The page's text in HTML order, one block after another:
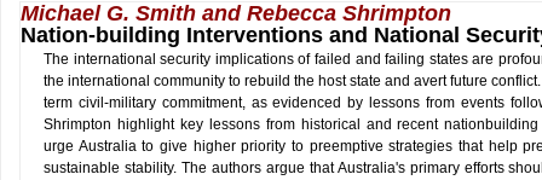
Michael G. Smith and Rebecca Shrimpton
Nation-building Interventions and National
The international security implications of failed and failing states are
the international community to rebuild the host state and avert future
term civil-military commitment, as evidenced by lessons from events
Shrimpton highlight key lessons from historical and recent
urge Australia to give higher priority to preemptive strategies that help
sustainable stability. The authors argue that Australia's primary efforts